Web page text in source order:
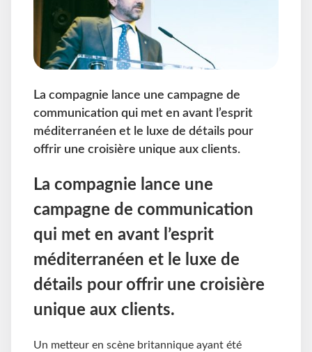
La compagnie lance une campagne de
communication qui met en avant l’esprit
méditerranéen et le luxe de détails pour
offrir une croisière unique aux clients.
La compagnie lance une
campagne de communication
qui met en avant l’esprit
méditerranéen et le luxe de
détails pour offrir une croisière
unique aux clients.
Un metteur en scène britannique ayant été